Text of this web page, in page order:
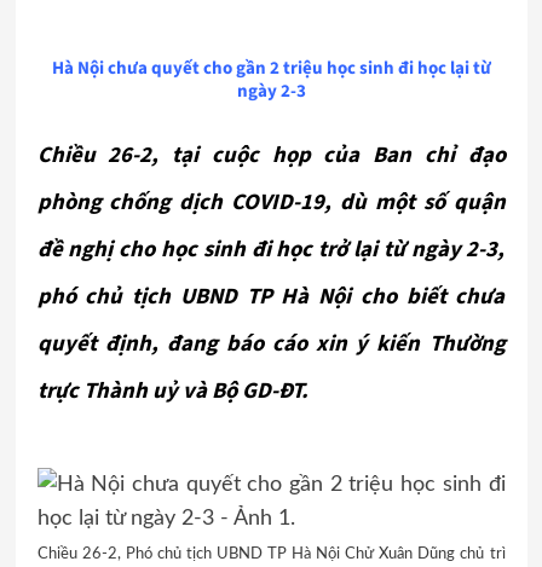
Hà Nội chưa quyết cho gần 2 triệu học sinh đi học lại từ
ngày 2-3
Chiều 26-2, tại cuộc họp của Ban chỉ đạo
phòng chống dịch COVID-19, dù một số quận
đề nghị cho học sinh đi học trở lại từ ngày 2-3,
phó chủ tịch UBND TP Hà Nội cho biết chưa
quyết định, đang báo cáo xin ý kiến Thường
trực Thành uỷ và Bộ GD-ĐT.
Chiều 26-2, Phó chủ tịch UBND TP Hà Nội Chử Xuân Dũng chủ trì